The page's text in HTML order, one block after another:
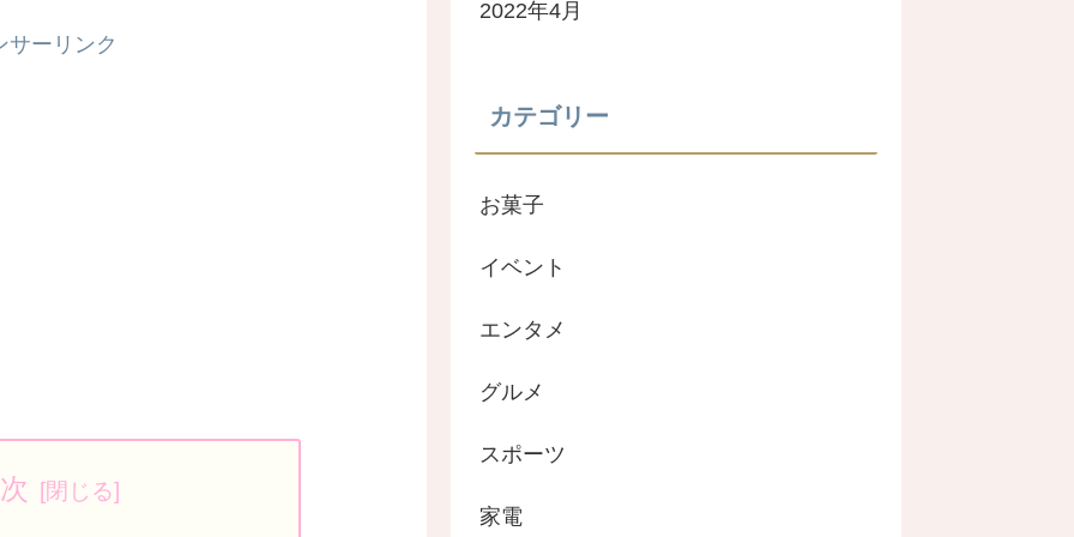
サーリンク
2022年4月
カテゴリー
お菓子
イベント
エンタメ
グルメ
スポーツ
家電